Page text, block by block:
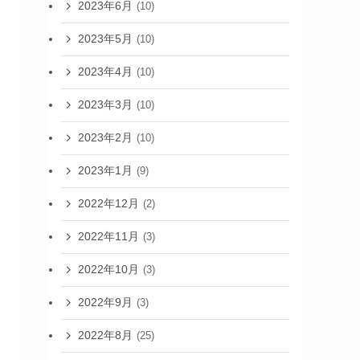
2023年6月 (10)
2023年5月 (10)
2023年4月 (10)
2023年3月 (10)
2023年2月 (10)
2023年1月 (9)
2022年12月 (2)
2022年11月 (3)
2022年10月 (3)
2022年9月 (3)
2022年8月 (25)